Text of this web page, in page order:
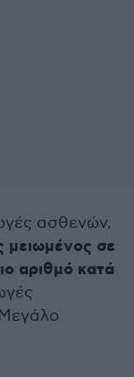
ασθενών,
μειωμένος σε
αριθμό κατά
Μεγάλο